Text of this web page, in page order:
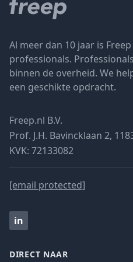
Al meer dan 10 jaar is
professionals.
binnen de overheid. We
een geschikte opdracht.
Freep.nl B.V.
Prof. J.H. Bavincklaan 2,
KVK: 72133082
[email protected]
in
DIRECT NAAR